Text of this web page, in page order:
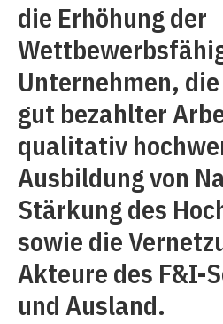
die Erhöhung der
Unternehmen,
gut bezahlter
qualitativ
Ausbildung von
Stärkung des
sowie die
Akteure des F&I-
und Ausland.